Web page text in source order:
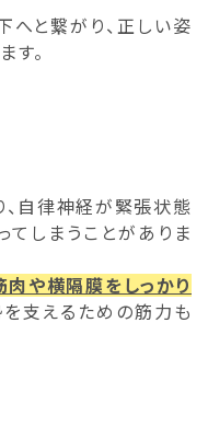
と繋がり、正しい姿
す。
、自律神経が緊張状態
てしまうことがありま
や横隔膜をしっかり
を支えるための筋力も